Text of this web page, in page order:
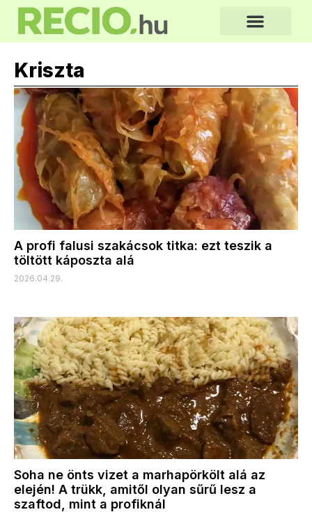
Kriszta
A profi falusi szakácsok titka: ezt teszik a
töltött káposzta alá
2026.04.29.
Soha ne önts vizet a marhapörkölt alá az
elején! A trükk, amitől olyan sűrű lesz a
szaftod, mint a profiknál